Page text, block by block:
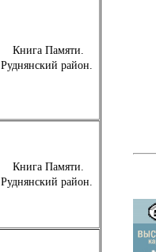
Книга Памяти.
Руднянский район.
Книга Памяти.
Руднянский район.